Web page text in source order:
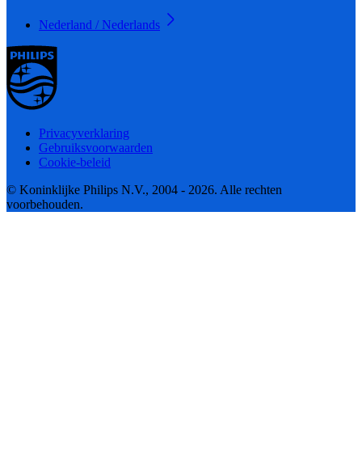
Nederland / Nederlands
Privacyverklaring
Gebruiksvoorwaarden
Cookie-beleid
© Koninklijke Philips N.V., 2004 - 2026. Alle rechten
voorbehouden.